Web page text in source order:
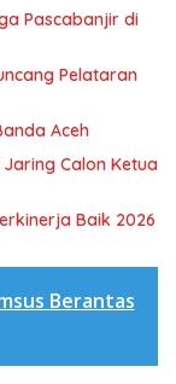
Pascabanjir di
Pelataran
Aceh
Calon Ketua
Baik 2026
Berantas